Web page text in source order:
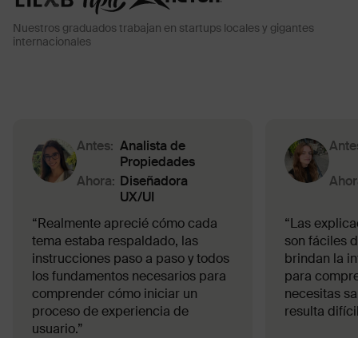
Nuestros graduados trabajan en startups locales y gigantes
internacionales
Antes: Analista de
Propiedades
Ahora: Diseñadora
UX/UI
“Realmente aprecié cómo cada
tema estaba respaldado, las
instrucciones paso a paso y todos
los fundamentos necesarios para
comprender cómo iniciar un
proceso de experiencia de
usuario.”
“Las
son fáciles
brindan la
para
necesitas
resulta